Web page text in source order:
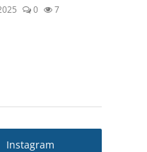
0 7
Instagram